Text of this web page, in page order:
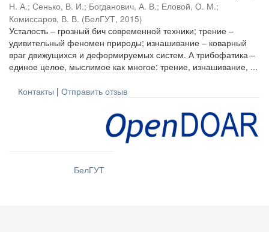
Н. А.; Сенько, В. И.; Богданович, А. В.; Еловой, О. М.;
Комиссаров, В. В. (БелГУТ, 2015)
Усталость – грозный бич современной техники; трение –
удивительный феномен природы; изнашивание – коварный
враг движущихся и деформируемых систем. А трибофатика –
единое целое, мыслимое как многое: трение, изнашивание, ...
Контакты | Отправить отзыв
БелГУТ